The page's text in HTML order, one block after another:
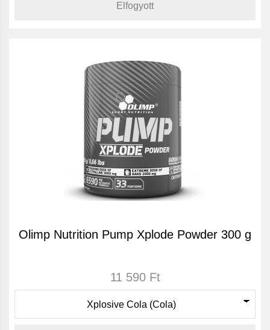
Elfogyott
Olimp Nutrition Pump Xplode Powder 300 g
11 590 Ft